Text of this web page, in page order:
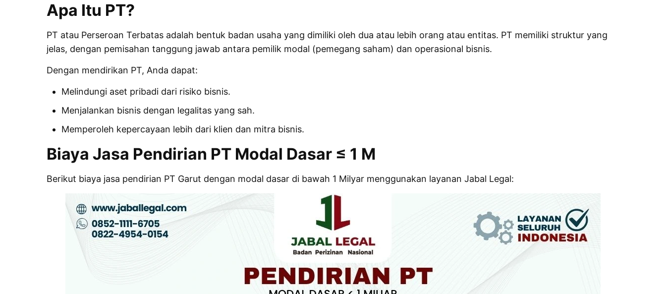
Apa Itu PT?
PT atau Perseroan Terbatasadalah bentuk badan usaha yang dimiliki oleh dua atau lebih orang atau entitas. PT memiliki struktur yang
jelas, dengan pemisahan tanggung jawab antara pemilik modal (pemegang saham) dan operasional bisnis.
Dengan mendirikan PT, Anda dapat:
Melindungi aset pribadi dari risiko bisnis.
Menjalankan bisnis dengan legalitas yang sah.
Memperoleh kepercayaan lebih dari klien dan mitra bisnis.
Biaya Jasa Pendirian PT Modal Dasar ≤ 1 M
Berikut biaya jasa pendirian PT Garut dengan modal dasar di bawah 1 Milyar menggunakan layanan Jabal Legal: